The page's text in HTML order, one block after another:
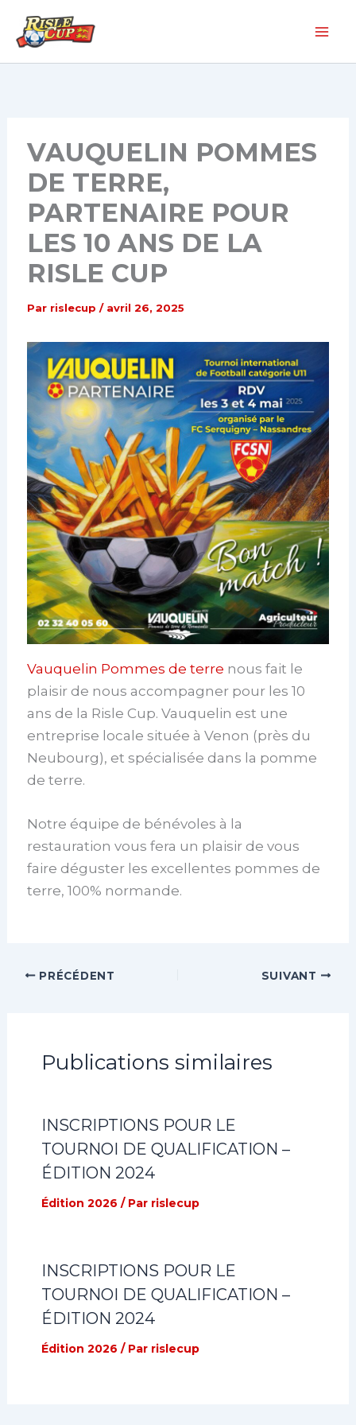
VAUQUELIN POMMES
DE TERRE,
PARTENAIRE POUR
LES 10 ANS DE LA
RISLE CUP
Par rislecup/ avril 26, 2025
Vauquelin Pommes de terre nous fait le
plaisir de nous accompagner pour les 10
ans de la Risle Cup. Vauquelin est une
entreprise locale située à Venon (près du
Neubourg), et spécialisée dans la pomme
de terre.
Notre équipe de bénévoles à la
restauration vous fera un plaisir de vous
faire déguster les excellentes pommes de
terre, 100% normande.
PRÉCÉDENT SUIVANT
Publications similaires
INSCRIPTIONS POUR LE
TOURNOI DE QUALIFICATION –
ÉDITION 2024
Édition 2026 / Par rislecup
INSCRIPTIONS POUR LE
TOURNOI DE QUALIFICATION –
ÉDITION 2024
Édition 2026 / Par rislecup